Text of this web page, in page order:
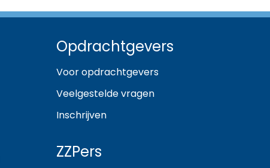
Opdrachtgevers
Voor opdrachtgevers
Veelgestelde vragen
Inschrijven
ZZPers